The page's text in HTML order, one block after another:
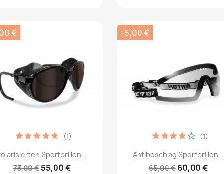
Vorschau
Sportbrillen...
73,00 € 55,00 €
(1)
€
Vorschau
Antibeschlag Sportbrillen...
65,00 € 60,00 €
(1)
-5,00 €